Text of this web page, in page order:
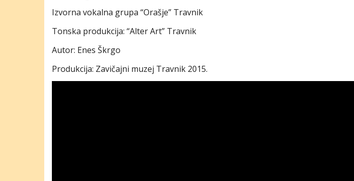
Izvorna vokalna grupa “Orašje” Travnik
Tonska produkcija: “Alter Art” Travnik
Autor: Enes Škrgo
Produkcija: Zavičajni muzej Travnik 2015.